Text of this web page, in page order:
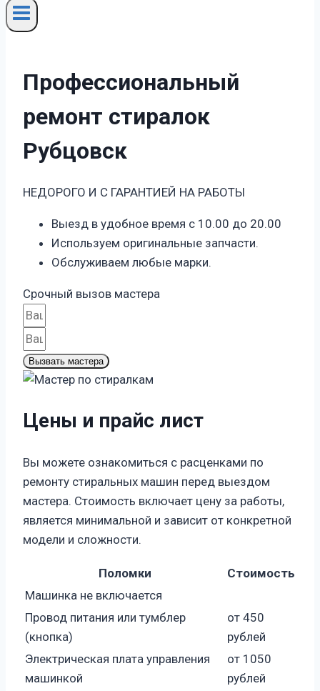
Профессиональный
ремонт стиралок
Рубцовск
НЕДОРОГО И С ГАРАНТИЕЙ НА РАБОТЫ
Выезд в удобное время с 10.00 до 20.00
Используем оригинальные запчасти.
Обслуживаем любые марки.
Срочный вызов мастера
Вызвать мастера
Цены и прайс лист
Вы можете ознакомиться с расценками по
ремонту стиральных машин перед выездом
мастера. Стоимость включает цену за работы,
является минимальной и зависит от конкретной
модели и сложности.
Поломки
Стоимость
Машинка не включается
Провод питания или тумблер
(кнопка)
от 450
рублей
Электрическая плата управления
машинкой
от 1050
рублей